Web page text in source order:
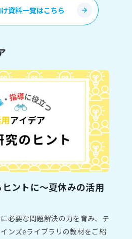
資料一覧はこちら
ントに～夏休みの活用
必要な問題解決の力を育み、テ
ンズeライブラリの教材をご紹